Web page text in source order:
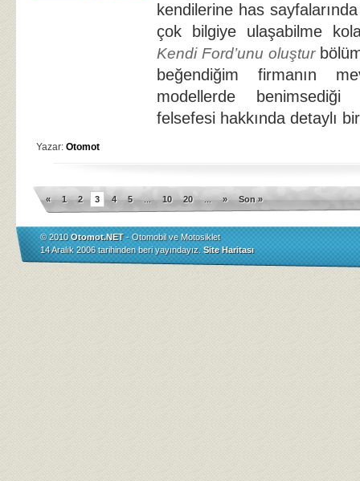
kendilerine has
çok bilgiye ulaşabilme
Kendi Ford’unu oluştur
beğendiğim firmanın
modellerde
felsefesi hakkında detaylı
Yazar: Otomot
« 1 2 3 4 5 ... 10 20 ... » Son »
© 2010Otomot.NET- Otomobil ve Motosiklet
14 Aralık 2006 tarihinden beri yayındayız. Site Haritası